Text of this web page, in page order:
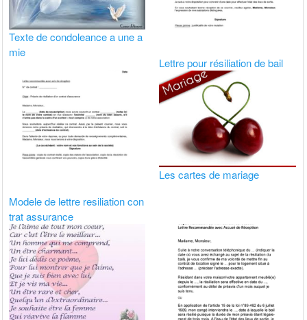
Texte de condoleance a une a
mie
Lettre pour résiliation de bail
Modele de lettre resiliation con
trat assurance
Les cartes de mariage